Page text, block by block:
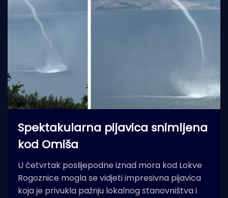
Spektakularna pijavica snimljena
kod Omiša
U četvrtak poslijepodne iznad mora kod Lokve
Rogoznice mogla se vidjeti impresivna pijavica
koja je privukla pažnju lokalnog stanovništva i